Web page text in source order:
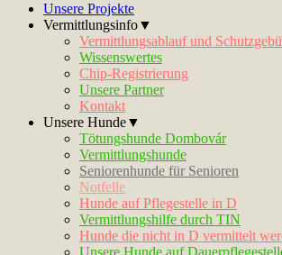
Unsere Projekte
Vermittlungsinfo▼
Vermittlungsablauf und
Wissenswertes
Chip-Registrierung
Unsere Partner
Kontakt
Unsere Hunde▼
Tötungshunde Dombovár
Vermittlungshunde
Seniorenhunde für Senioren
Notfelle
Hunde auf Pflegestelle in D
Vermittlungshilfe durch TIN
Hunde die nicht in D vermittelt
Unsere Hunde auf